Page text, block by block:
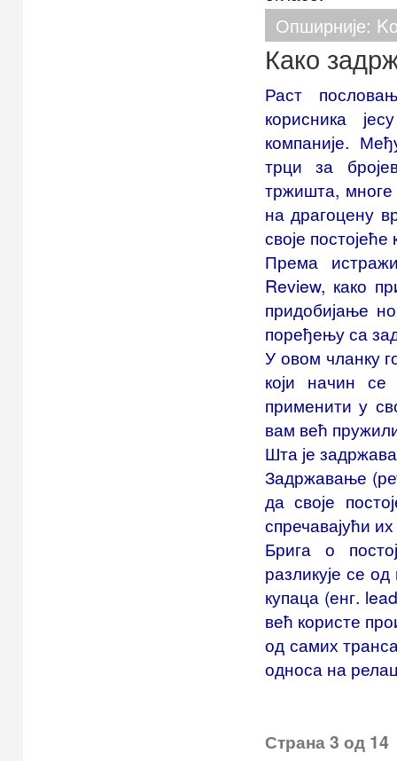
Опширније:
Како
Раст
корисника
компаније.
трци за
тржишта, многе
на драгоцену
своје
Према
Review, како
придобијање
поређењу са
У овом чланку
који начин се
применити у
вам већ
Шта је
Задржавање
да своје
спречавајући
Брига о
разликује се
купаца (енг.
већ користе
од самих
односа на
Страна 3 од 14